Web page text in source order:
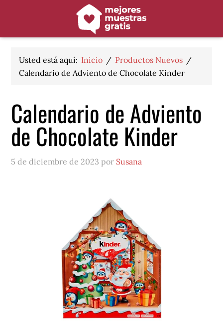
navegación
principal
de
Usted está aquí: Inicio / Productos Nuevos /
Calendario de Adviento de Chocolate Kinder
Calendario de Adviento
de Chocolate Kinder
5 de diciembre de 2023 por Susana